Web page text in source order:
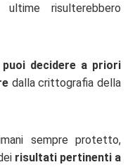
risulterebbero
decidere a priori
dalla crittografia della
sempre protetto,
risultati pertinenti a